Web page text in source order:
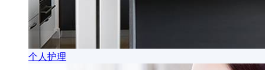
个人护理